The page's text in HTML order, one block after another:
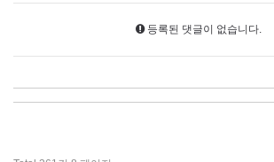
등록된 댓글이 없습니다.